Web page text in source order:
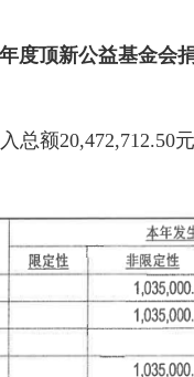
度顶新公益基金会
额20,472,712.50